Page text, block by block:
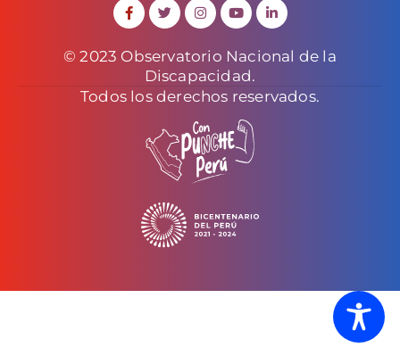
© 2023 Observatorio Nacional de la
Discapacidad.
Todos los derechos reservados.